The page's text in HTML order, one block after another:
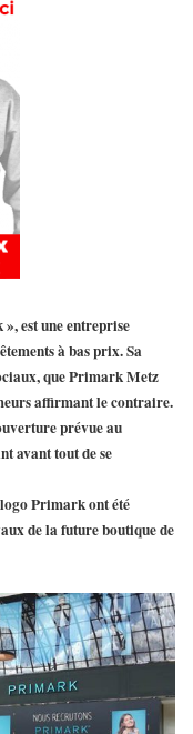
est une entreprise
à bas prix. Sa
quePrimark Metz
affirmant le contraire.
prévue au
avant tout de se
Primark ont été
de la future boutique de